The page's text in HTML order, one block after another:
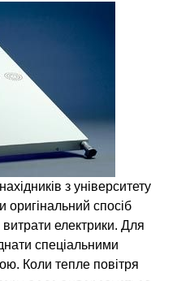
з університету
спосіб
електрики. Для
спеціальними
Коли тепле повітря